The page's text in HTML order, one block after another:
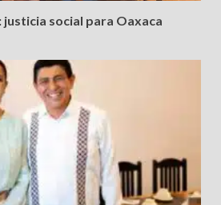
justicia social para Oaxaca